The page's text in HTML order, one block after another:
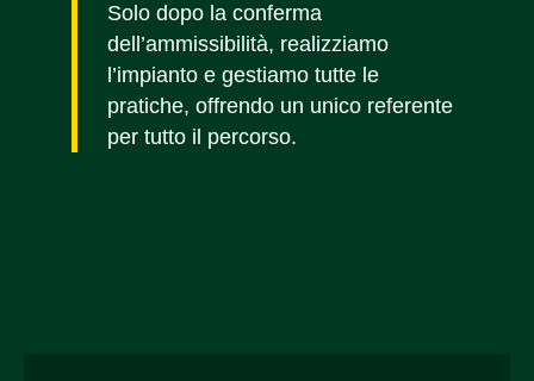
Solo dopo la conferma
dell’ammissibilità, realizziamo
l’impianto e gestiamo tutte le
pratiche, offrendo un unico referente
per tutto il percorso.